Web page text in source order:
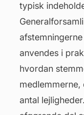
typisk
anvendes i
hvordan
medlemmerne,
antal